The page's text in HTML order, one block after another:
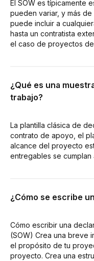
El SOW es típicamente
pueden variar, y más
puede incluir a
hasta un contratista
el caso de proyectos
¿Qué es una
trabajo?
La plantilla clásica de
contrato de apoyo, el
alcance del proyecto
entregables se
¿Cómo se escribe
Cómo escribir una
(SOW) Crea una breve
el propósito de tu
proyecto. Crea una